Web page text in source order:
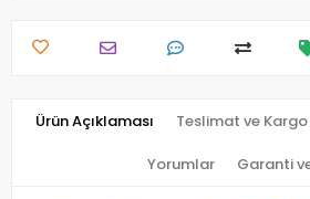
Ürün Açıklaması Teslimat ve Kargo
Yorumlar Garanti